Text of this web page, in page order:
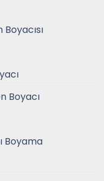
Boyacı
Boyama